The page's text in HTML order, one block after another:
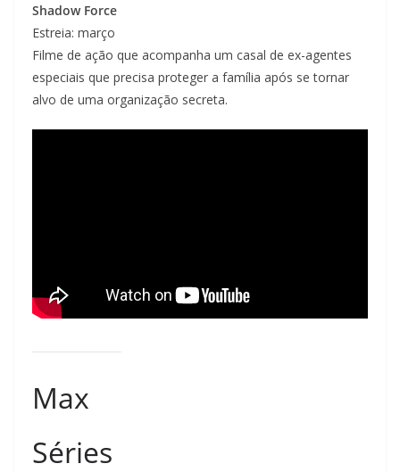
Shadow Force
Estreia: março
Filme de ação que acompanha um casal de ex-agentes
especiais que precisa proteger a família após se tornar
alvo de uma organização secreta.
Max
Séries